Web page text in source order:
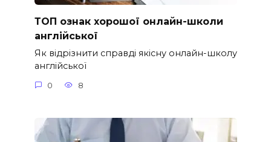
ТОП ознак хорошої онлайн-школи
англійської
Як відрізнити справді якісну онлайн-школу
англійської
0 8